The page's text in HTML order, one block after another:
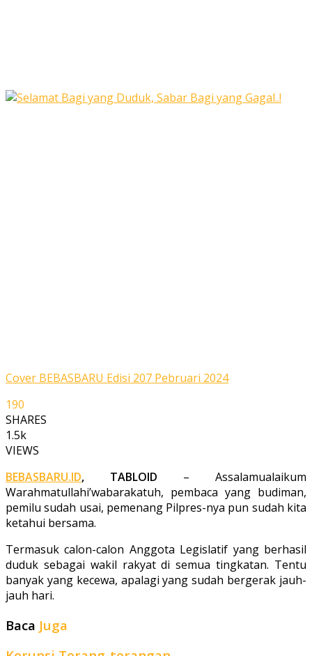
Cover BEBASBARU Edisi 207 Pebruari 2024
190
SHARES
1.5k
VIEWS
BEBASBARU.ID, TABLOID – Assalamualaikum
Warahmatullahi’wabarakatuh, pembaca yang budiman,
pemilu sudah usai, pemenang Pilpres-nya pun sudah kita
ketahui bersama.
Termasuk calon-calon Anggota Legislatif yang berhasil
duduk sebagai wakil rakyat di semua tingkatan. Tentu
banyak yang kecewa, apalagi yang sudah bergerak jauh-
jauh hari.
Baca Juga